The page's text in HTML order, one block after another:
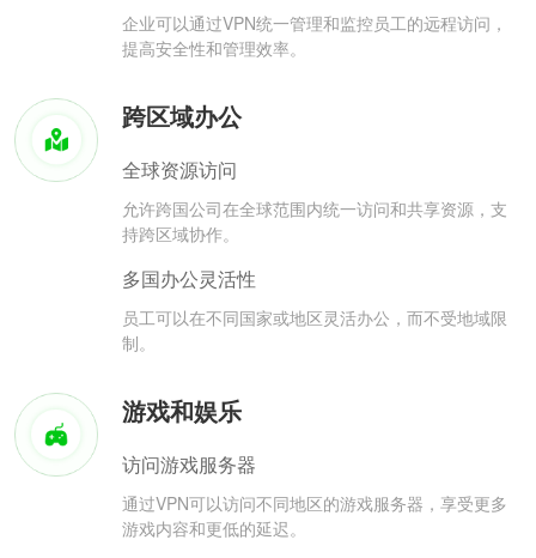
企业可以通过VPN统一管理和监控员工的远程访问，
提高安全性和管理效率。
跨区域办公
全球资源访问
允许跨国公司在全球范围内统一访问和共享资源，支
持跨区域协作。
多国办公灵活性
员工可以在不同国家或地区灵活办公，而不受地域限
制。
游戏和娱乐
访问游戏服务器
通过VPN可以访问不同地区的游戏服务器，享受更多
游戏内容和更低的延迟。